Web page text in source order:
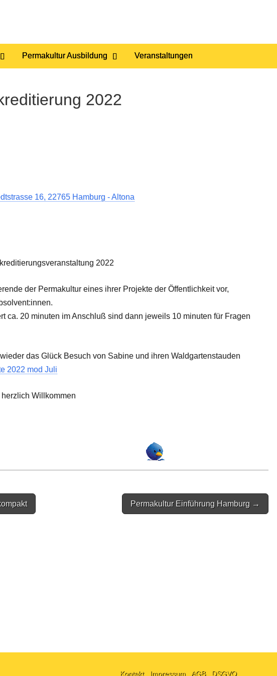
Permakultur Ausbildung Veranstaltungen
2022
16, 22765 Hamburg - Altona
2022
der Permakultur eines ihrer Projekte der Öffentlichkeit vor,
ca. 20 minuten im Anschluß sind dann jeweils 10 minuten für Fragen
das Glück Besuch von Sabine und ihren Waldgartenstauden
2022 mod Juli
Willkommen
Permakultur Einführung Hamburg →
Kontakt Impressum AGB DSGVO